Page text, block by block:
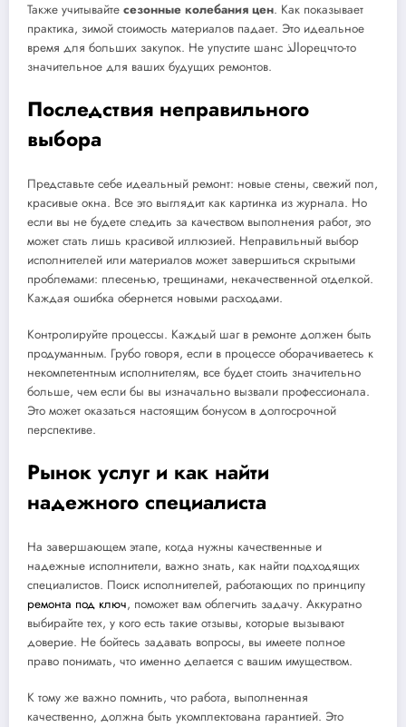
Также учитывайте сезонные колебания цен. Как показывает
практика, зимой стоимость материалов падает. Это идеальное
время для больших закупок. Не упустите шанс الذорецчто-то
значительное для ваших будущих ремонтов.
Последствия неправильного
выбора
Представьте себе идеальный ремонт: новые стены, свежий пол,
красивые окна. Все это выглядит как картинка из журнала. Но
если вы не будете следить за качеством выполнения работ, это
может стать лишь красивой иллюзией. Неправильный выбор
исполнителей или материалов может завершиться скрытыми
проблемами: плесенью, трещинами, некачественной отделкой.
Каждая ошибка обернется новыми расходами.
Контролируйте процессы. Каждый шаг в ремонте должен быть
продуманным. Грубо говоря, если в процессе оборачиваетесь к
некомпетентным исполнителям, все будет стоить значительно
больше, чем если бы вы изначально вызвали профессионала.
Это может оказаться настоящим бонусом в долгосрочной
перспективе.
Рынок услуг и как найти
надежного специалиста
На завершающем этапе, когда нужны качественные и
надежные исполнители, важно знать, как найти подходящих
специалистов. Поиск исполнителей, работающих по принципу
ремонта под ключ, поможет вам облегчить задачу. Аккуратно
выбирайте тех, у кого есть такие отзывы, которые вызывают
доверие. Не бойтесь задавать вопросы, вы имеете полное
право понимать, что именно делается с вашим имуществом.
К тому же важно помнить, что работа, выполненная
качественно, должна быть укомплектована гарантией. Это